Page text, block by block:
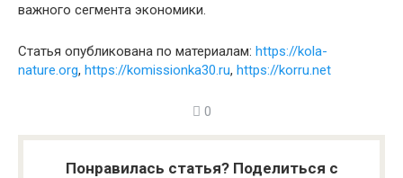
важного сегмента экономики.
Статья опубликована по материалам: https://kola-
nature.org, https://komissionka30.ru, https://korru.net
0
Понравилась статья? Поделиться с